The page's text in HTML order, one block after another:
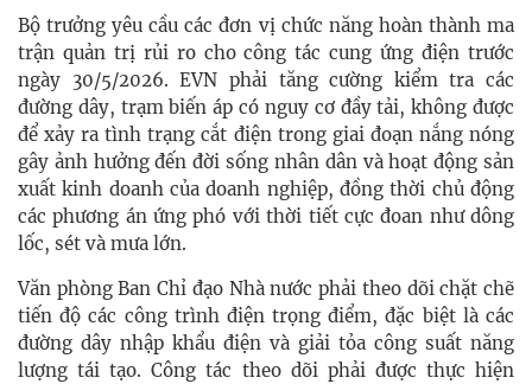
Bộ trưởng yêu cầu các đơn vị chức năng hoàn thành ma
trận quản trị rủi ro cho công tác cung ứng điện trước
ngày 30/5/2026. EVN phải tăng cường kiểm tra các
đường dây, trạm biến áp có nguy cơ đầy tải, không được
để xảy ra tình trạng cắt điện trong giai đoạn nắng nóng
gây ảnh hưởng đến đời sống nhân dân và hoạt động sản
xuất kinh doanh của doanh nghiệp, đồng thời chủ động
các phương án ứng phó với thời tiết cực đoan như dông
lốc, sét và mưa lớn.
Văn phòng Ban Chỉ đạo Nhà nước phải theo dõi chặt chẽ
tiến độ các công trình điện trọng điểm, đặc biệt là các
đường dây nhập khẩu điện và giải tỏa công suất năng
lượng tái tạo. Công tác theo dõi phải được thực hiện